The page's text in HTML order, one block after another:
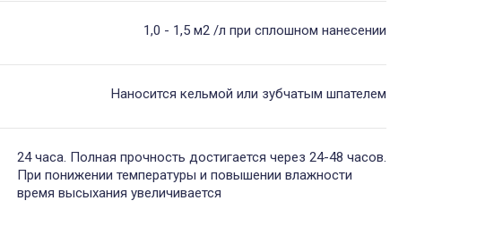
1,0 - 1,5 м2 /л при сплошном нанесении
Наносится кельмой или зубчатым шпателем
24 часа. Полная прочность достигается через 24-48 часов.
При понижении температуры и повышении влажности
время высыхания увеличивается